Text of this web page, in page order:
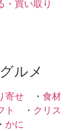
・買い取り
ルメ
寄せ ・ 食材
ト ・ クリス
かに